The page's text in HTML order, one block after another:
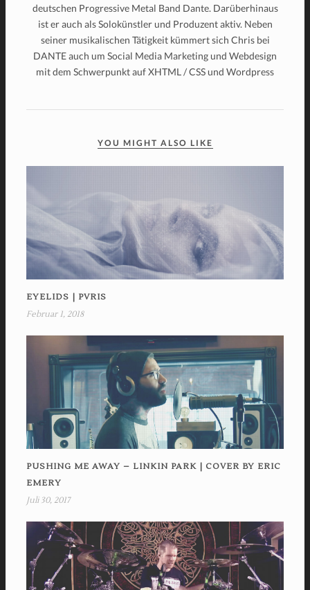
deutschen Progressive Metal Band Dante. Darüberhinaus
ist er auch als Solokünstler und Produzent aktiv. Neben
seiner musikalischen Tätigkeit kümmert sich Chris bei
DANTE auch um Social Media Marketing und Webdesign
mit dem Schwerpunkt auf XHTML / CSS und Wordpress
YOU MIGHT ALSO LIKE
EYELIDS | PVRIS
Februar 1, 2018
PUSHING ME AWAY – LINKIN PARK | COVER BY ERIC
EMERY
Juli 30, 2017